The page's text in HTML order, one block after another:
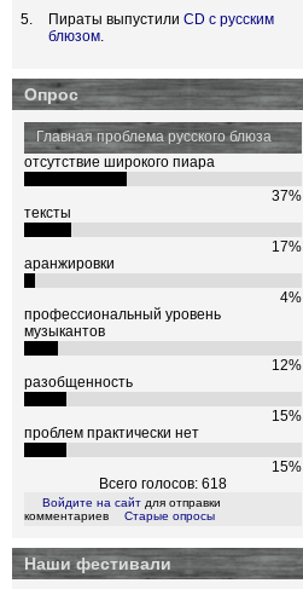
Пираты выпустили CD с русским
блюзом
Опрос
Главная проблема русского блюза
отсутствие широкого пиара
37%
тексты
17%
аранжировки
4%
профессиональный уровень
музыкантов
12%
разобщенность
15%
проблем практически нет
15%
Всего голосов: 618
Войдите на сайт для отправки
комментариев
Старые опросы
Наши фестивали